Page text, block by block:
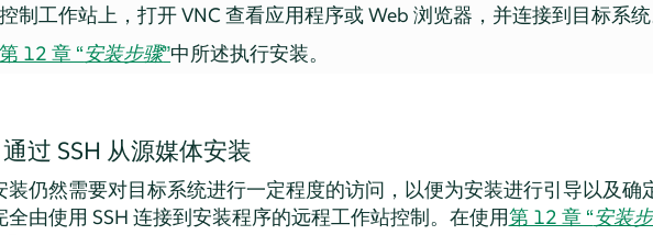
制工作站上，打开 VNC 查看应用程序或 Web 浏览器，并连接到目标系统
第 12 章 “安装步骤”中所述执行安装。
通过 SSH 从源媒体安装
装仍然需要对目标系统进行一定程度的访问，以便为安装进行引导以及确
全由使用 SSH 连接到安装程序的远程工作站控制。在使用第 12 章 “安装